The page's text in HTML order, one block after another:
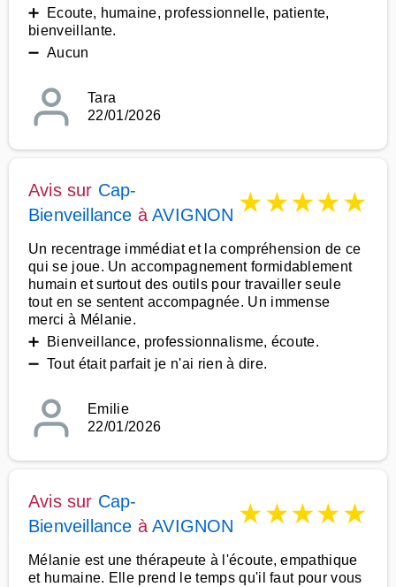
➕ Ecoute, humaine, professionnelle, patiente,
bienveillante.
➖ Aucun
Tara
22/01/2026
Avis sur Cap-
Bienveillance àAVIGNON ★★★★★
Un recentrage immédiat et la compréhension de ce
qui se joue. Un accompagnement formidablement
humain et surtout des outils pour travailler seule
tout en se sentent accompagnée. Un immense
merci à Mélanie.
➕ Bienveillance, professionnalisme, écoute.
➖ Tout était parfait je n'ai rien à dire.
Emilie
22/01/2026
Avis sur Cap-
Bienveillance àAVIGNON ★★★★★
Mélanie est une thérapeute à l'écoute, empathique
et humaine. Elle prend le temps qu'il faut pour vous